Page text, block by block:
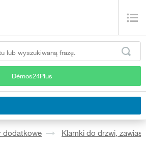
Démos24Plus
dodatkowe Klamki do drzwi,